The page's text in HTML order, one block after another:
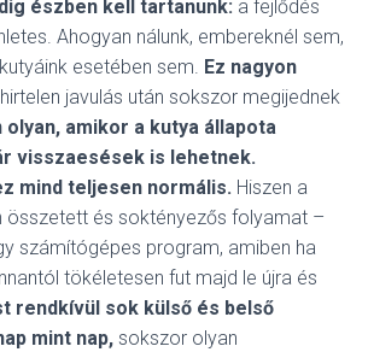
észben kell tartanunk: a fejlődés
Ahogyan nálunk, embereknél sem,
esetében sem. Ez nagyon
javulás után sokszor megijednek
olyan, amikor a kutya állapota
visszaesések is lehetnek.
mind teljesen normális. Hiszen a
összetett és soktényezős folyamat –
számítógépes program, amiben ha
tökéletesen fut majd le újra és
rendkívül sok külső és belső
mint nap, sokszor olyan